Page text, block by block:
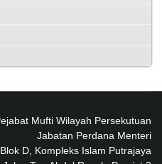
Mufti Wilayah Persekutuan
Jabatan Perdana Menteri
D, Kompleks Islam Putrajaya